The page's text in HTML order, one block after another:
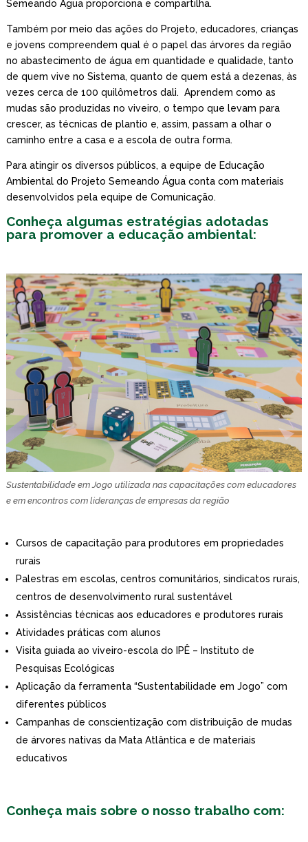
Semeando Água proporciona e compartilha.
Também por meio das ações do Projeto, educadores, crianças
e jovens compreendem qual é o papel das árvores da região
no abastecimento de água em quantidade e qualidade, tanto
de quem vive no Sistema, quanto de quem está a dezenas, às
vezes cerca de 100 quilômetros dali. Aprendem como as
mudas são produzidas no viveiro, o tempo que levam para
crescer, as técnicas de plantio e, assim, passam a olhar o
caminho entre a casa e a escola de outra forma.
Para atingir os diversos públicos, a equipe de Educação
Ambiental do Projeto Semeando Água conta com materiais
desenvolvidos pela equipe de Comunicação.
Conheça algumas estratégias adotadas
para promover a educação ambiental:
Sustentabilidade em Jogo utilizada nas capacitações com educadores
e em encontros com lideranças de empresas da região
Cursos de capacitação para produtores em propriedades
rurais
Palestras em escolas, centros comunitários, sindicatos rurais,
centros de desenvolvimento rural sustentável
Assistências técnicas aos educadores e produtores rurais
Atividades práticas com alunos
Visita guiada ao viveiro-escola do IPÊ – Instituto de
Pesquisas Ecológicas
Aplicação da ferramenta “Sustentabilidade em Jogo” com
diferentes públicos
Campanhas de conscientização com distribuição de mudas
de árvores nativas da Mata Atlântica e de materiais
educativos
Conheça mais sobre o nosso trabalho com: